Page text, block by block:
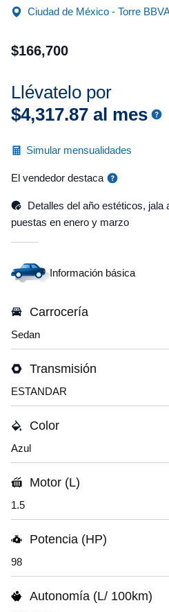
Ciudad de México - Torre
$166,700
Llévatelo por
$4,317.87 al mes
Simular mensualidades
El vendedor destaca
Detalles del año estéticos, jala
puestas en enero y marzo
Información básica
Carrocería
Sedan
Transmisión
ESTANDAR
Color
Azul
Motor (L)
1.5
Potencia (HP)
98
Autonomía (L/ 100km)